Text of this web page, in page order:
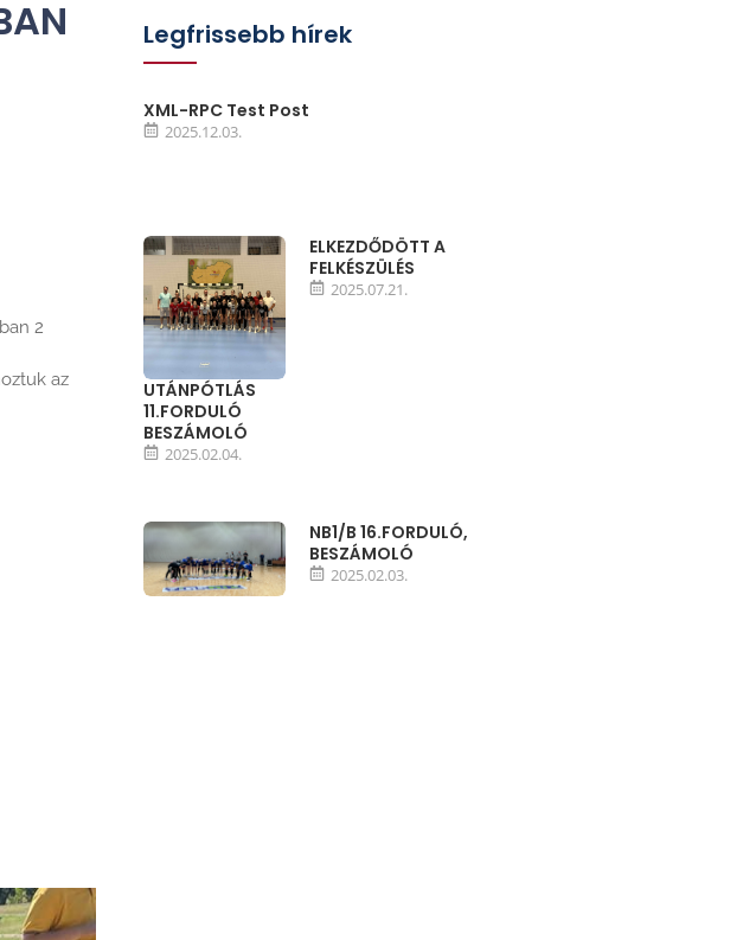
2
az
Legfrissebb hírek
XML-RPC Test Post
2025.12.03.
ELKEZDŐDÖTT A
FELKÉSZÜLÉS
2025.07.21.
UTÁNPÓTLÁS
11.FORDULÓ
BESZÁMOLÓ
2025.02.04.
NB1/B 16.FORDULÓ,
BESZÁMOLÓ
2025.02.03.